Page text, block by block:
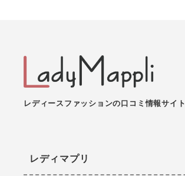
レディースファッションの口コミ情報サイト
レディマプリ